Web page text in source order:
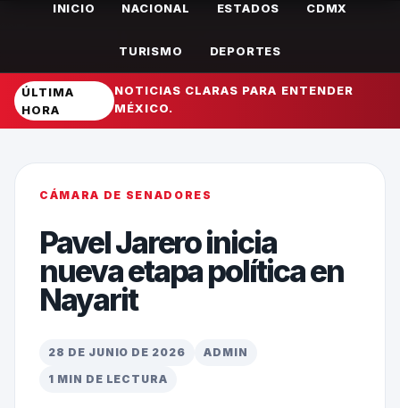
INICIO NACIONAL ESTADOS CDMX
TURISMO DEPORTES
ÚLTIMA
HORA
NOTICIAS CLARAS PARA ENTENDER
MÉXICO.
CÁMARA DE SENADORES
Pavel Jarero inicia
nueva etapa política en
Nayarit
28 DE JUNIO DE 2026
ADMIN
1 MIN DE LECTURA